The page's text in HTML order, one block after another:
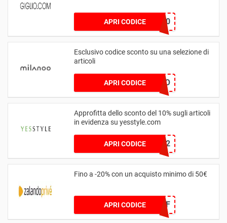
APRI CODICEHoneyVIP40
Esclusivo codice sconto su una selezione di
articoli
APRI CODICEMILANOO
Approfitta dello sconto del 10% sugli articoli
in evidenza su yesstyle.com
APRI CODICETINA12
Fino a -20% con un acquisto minimo di 50€
APRI CODICEAUG10OFF